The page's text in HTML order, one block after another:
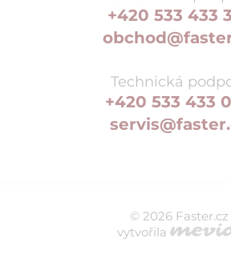
+420 533 433
Technická
+420 533 433
© 2026 Faster.cz
vytvořila